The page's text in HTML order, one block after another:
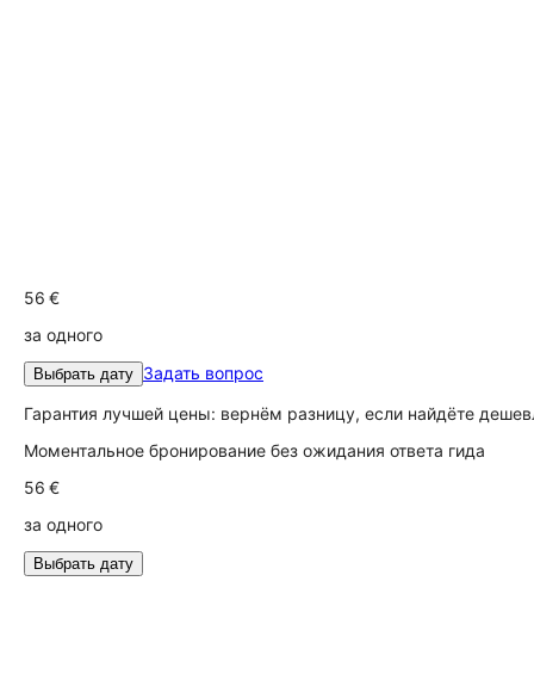
56 €
за одного
Выбрать дату Задать вопрос
Гарантия лучшей цены: вернём разницу, если найдёте
Моментальное бронирование без ожидания ответа гида
56 €
за одного
Выбрать дату